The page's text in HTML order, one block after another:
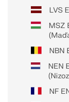
LVS
MSZ
NBN
NEN
NF